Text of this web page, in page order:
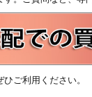
ご利用ください。